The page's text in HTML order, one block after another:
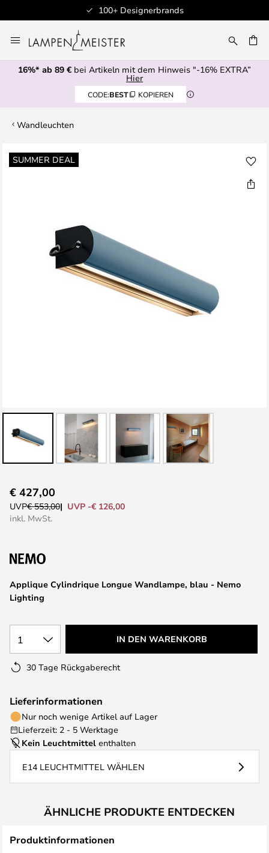
100+ Designerbrands
Inhalt
springen
16%* ab 89 € bei Artikeln mit dem Hinweis "-16% EXTRA”
Hier
CODE:BEST KOPIEREN
Wandleuchten
SUMMER DEAL
Zum
Ende
Anfang
der
Applique Cylindrique Longue Wandlampe, blau - Nemo
Lighting
€ 427,00
UVP€ 553,00
UVP -€ 126,00
inkl. MwSt.
1 IN DEN WARENKORB
30 Tage Rückgaberecht
Lieferinformationen
Nur noch wenige Artikel auf Lager
Lieferzeit: 2 - 5 Werktage
Kein Leuchtmittel enthalten
E14 LEUCHTMITTEL WÄHLEN
ÄHNLICHE PRODUKTE ENTDECKEN
Produktinformationen